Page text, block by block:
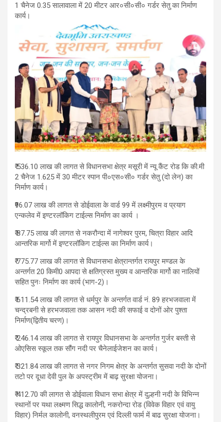
1 चैनेज 0.35 सालावाला में 20 मीटर आर०सी०सी० गर्डर सेतु का निर्माण
कार्य।
₹ 536.10 लाख की लागत से विधानसभा क्षेत्र मसूरी में न्यू कैंट रोड कि की.मी
2 चैनेज 1.625 में 30 मीटर स्पान पी०एस०सी० गर्डर सेतु (दो लेन) का
निर्माण कार्य।
₹96.07 लाख की लागत से डोईवाला के वार्ड 99 में लक्ष्मीपुरम व प्रयाग
एन्कलेव में इण्टरलॉकिग टाईल्स निर्माण का कार्य ।
₹ 87.75 लाख की लागत से नकरौन्दा में नागेश्वर पुरम, चित्रा विहार आदि
आन्तरिक मार्गो में इण्टरलॉकिग टाईल्स का निर्माण कार्य।
₹ 775.77 लाख की लागत से विधानसभा क्षेत्रान्तर्गत रायपुर मण्डल के
अन्तर्गत 20 किमी0 आपदा से क्षतिग्रस्त मुख्य व आन्तरिक मार्गो का नालियों
सहित पुनः निर्माण का कार्य (भाग-2)।
₹ 611.54 लाख की लागत से धर्मपुर के अन्तर्गत वार्ड नं. 89 हरभजवाला में
चन्द्रबनी से हरभजवाला तक आसन नदी की सफाई व दोनों ओर पुश्ता
निर्माण(द्वितीय चरण)।
₹ 246.14 लाख की लागत से रायपुर विधानसभा के अन्तर्गत गुर्जर बस्ती से
ओएसिस स्कूल तक सौंग नदी पर चैनेलाईजेशन का कार्य।
₹ 321.84 लाख की लागत से नगर निगम क्षेत्र के अन्तर्गत सुसवा नदी के दोनों
तटो पर दूधा देवी पुल के अपस्ट्रीम में बाढ़ सुरक्षा योजना।
₹ 412.70 की लागत से डोईवाला विधान सभा क्षेत्र में दुल्हनी नदी के विभिन्न
स्थानों पर यथा लक्ष्मण सिद्ध कालोनी, नकरोन्दा रोड (विवेक विहार एवं वायु
विहार) निर्मल कालोनी, वनस्थलीपुरम एवं दिल्ली फार्म में बाढ सुरक्षा योजना।